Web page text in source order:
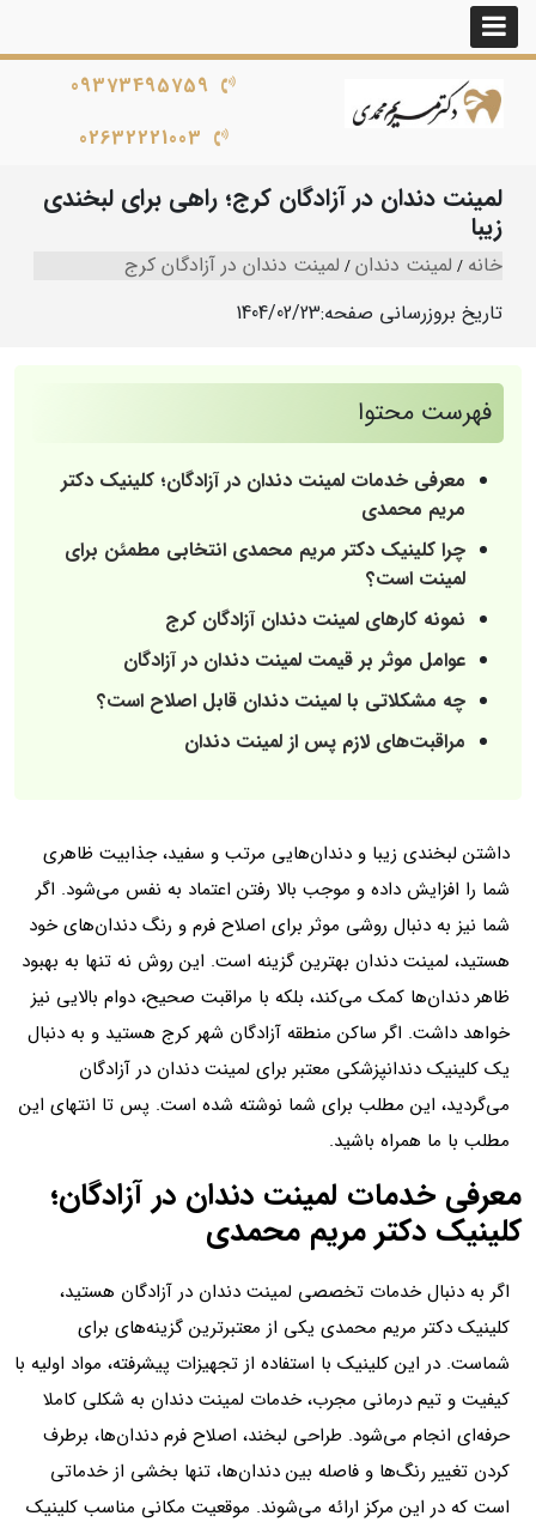
09373495759
02632221003
لمینت دندان در آزادگان کرج؛ راهی برای لبخندی
زیبا
خانه لمینت دندان لمینت دندان در آزادگان کرج
تاریخ بروزرسانی صفحه:1404/02/23
فهرست محتوا
معرفی خدمات لمینت دندان در آزادگان؛ کلینیک دکتر
مریم محمدی
چرا کلینیک دکتر مریم محمدی انتخابی مطمئن برای
لمینت است؟
نمونه کارهای لمینت دندان آزادگان کرج
عوامل موثر بر قیمت لمینت دندان در آزادگان
چه مشکلاتی با لمینت دندان قابل اصلاح است؟
مراقبت‌های لازم پس از لمینت دندان
داشتن لبخندی زیبا و دندان‌هایی مرتب و سفید، جذابیت ظاهری
شما را افزایش داده و موجب بالا رفتن اعتماد به نفس می‌شود. اگر
شما نیز به دنبال روشی موثر برای اصلاح فرم و رنگ دندان‌های خود
هستید، لمینت دندان بهترین گزینه است. این روش نه تنها به بهبود
ظاهر دندان‌ها کمک می‌کند، بلکه با مراقبت صحیح، دوام بالایی نیز
خواهد داشت. اگر ساکن منطقه آزادگان شهر کرج هستید و به دنبال
یک کلینیک دندانپزشکی معتبر برای لمینت دندان در آزادگان
می‌گردید، این مطلب برای شما نوشته شده است. پس تا انتهای این
مطلب با ما همراه باشید.
معرفی خدمات لمینت دندان در آزادگان؛
کلینیک دکتر مریم محمدی
اگر به دنبال خدمات تخصصی لمینت دندان در آزادگان هستید،
کلینیک دکتر مریم محمدی یکی از معتبرترین گزینه‌های برای
شماست. در این کلینیک با استفاده از تجهیزات پیشرفته، مواد اولیه با
کیفیت و تیم درمانی مجرب، خدمات لمینت دندان به شکلی کاملا
حرفه‌ای انجام می‌شود. طراحی لبخند، اصلاح فرم دندان‌ها، برطرف
کردن تغییر رنگ‌ها و فاصله بین دندان‌ها، تنها بخشی از خدماتی
است که در این مرکز ارائه می‌شوند. موقعیت مکانی مناسب کلینیک